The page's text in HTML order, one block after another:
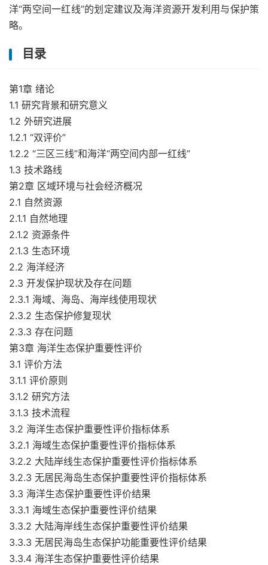
洋“两空间一红线”的划定建议及海洋资源开发利用与保护策
略。
目录
第1章 绪论
1.1 研究背景和研究意义
1.2 外研究进展
1.2.1 “双评价”
1.2.2 “三区三线”和海洋“两空间内部一红线”
1.3 技术路线
第2章 区域环境与社会经济概况
2.1 自然资源
2.1.1 自然地理
2.1.2 资源条件
2.1.3 生态环境
2.2 海洋经济
2.3 开发保护现状及存在问题
2.3.1 海域、海岛、海岸线使用现状
2.3.2 生态保护修复现状
2.3.3 存在问题
第3章 海洋生态保护重要性评价
3.1 评价方法
3.1.1 评价原则
3.1.2 研究方法
3.1.3 技术流程
3.2 海洋生态保护重要性评价指标体系
3.2.1 海域生态保护重要性评价指标体系
3.2.2 大陆岸线生态保护重要性评价指标体系
3.2.3 无居民海岛生态保护重要性评价指标体系
3.3 海洋生态保护重要性评价结果
3.3.1 海域生态保护重要性评价结果
3.3.2 大陆海岸线生态保护重要性评价结果
3.3.3 无居民海岛生态保护功能重要性评价结果
3.3.4 海洋生态保护重要性评价结果